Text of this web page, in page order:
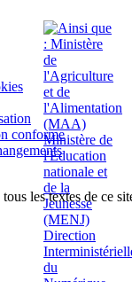
conforme
les textes de ce